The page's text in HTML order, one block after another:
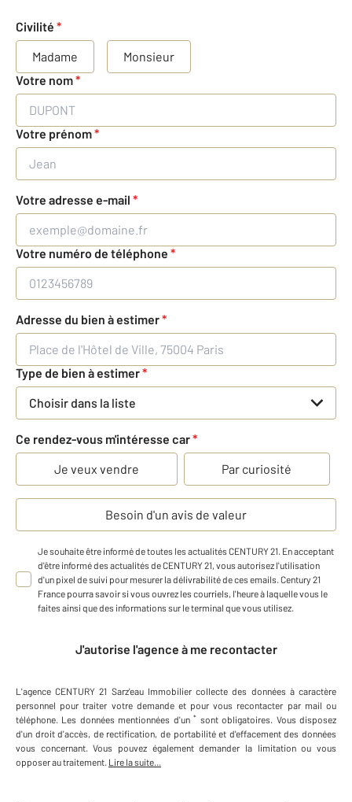
Civilité *
Madame
Monsieur
Votre nom*
Votre prénom*
Votre adresse e-mail *
Votre numéro de téléphone *
Adresse du bien à estimer*
Type de bien à estimer*
Choisir dans la liste
Ce rendez-vous m'intéresse car*
Je veux vendre
Par curiosité
Besoin d'un avis de valeur
Je souhaite être informé de toutes les actualités CENTURY 21. En acceptant
d'être informé des actualités de CENTURY 21, vous autorisez l'utilisation
d'un pixel de suivi pour mesurer la délivrabilité de ces emails. Century 21
France pourra savoir si vous ouvrez les courriels, l'heure à laquelle vous le
faites ainsi que des informations sur le terminal que vous utilisez.
J'autorise l'agence à me recontacter
L'agence CENTURY 21 Sarz'eau Immobilier collecte des données à caractère
personnel pour traiter votre demande et pour vous recontacter par mail ou
téléphone. Les données mentionnées d'un * sont obligatoires. Vous disposez
d'un droit d'accès, de rectification, de portabilité et d'effacement des données
vous concernant. Vous pouvez également demander la limitation ou vous
opposer au traitement. Lire la suite...